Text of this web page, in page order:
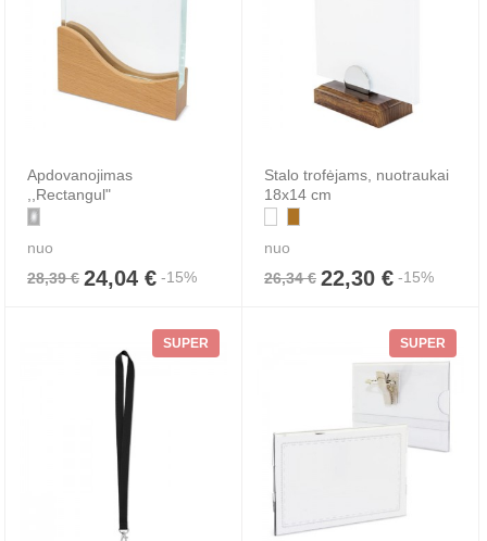
Apdovanojimas
,,Rectangul"
nuo
28,39 € 24,04 € -15%
Stalo trofėjams, nuotraukai
18x14 cm
nuo
26,34 € 22,30 € -15%
SUPER SUPER